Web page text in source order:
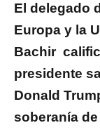
El delegado
Europa y la
Bachir
presidente
Donald
soberanía